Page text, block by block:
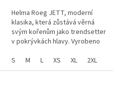
Helma Roeg JETT, moderní
klasika, která zůstává věrná
svým kořenům jako trendsetter
v pokrývkách hlavy. Vyrobeno
otevřený design bez
kompromisů ve...
S M L XS XL 2XL